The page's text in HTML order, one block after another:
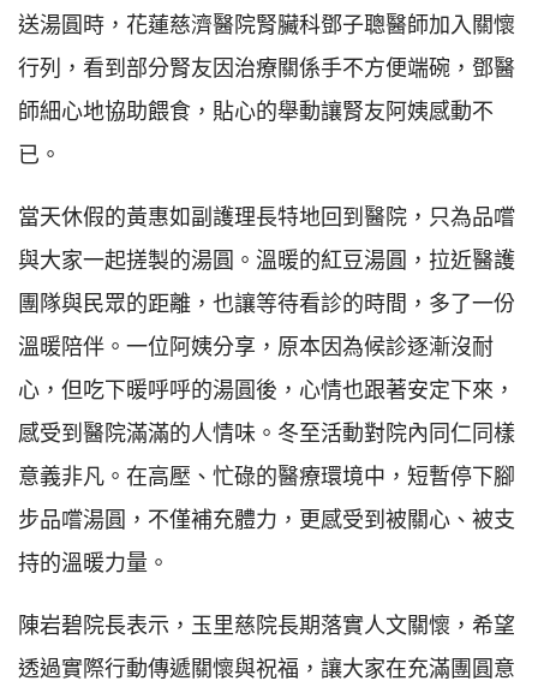
送湯圓時，花蓮慈濟醫院腎臟科鄧子聰醫師加入關懷
行列，看到部分腎友因治療關係手不方便端碗，鄧醫
師細心地協助餵食，貼心的舉動讓腎友阿姨感動不
已。
當天休假的黃惠如副護理長特地回到醫院，只為品嚐
與大家一起搓製的湯圓。溫暖的紅豆湯圓，拉近醫護
團隊與民眾的距離，也讓等待看診的時間，多了一份
溫暖陪伴。一位阿姨分享，原本因為候診逐漸沒耐
心，但吃下暖呼呼的湯圓後，心情也跟著安定下來，
感受到醫院滿滿的人情味。冬至活動對院內同仁同樣
意義非凡。在高壓、忙碌的醫療環境中，短暫停下腳
步品嚐湯圓，不僅補充體力，更感受到被關心、被支
持的溫暖力量。
陳岩碧院長表示，玉里慈院長期落實人文關懷，希望
透過實際行動傳遞關懷與祝福，讓大家在充滿團圓意